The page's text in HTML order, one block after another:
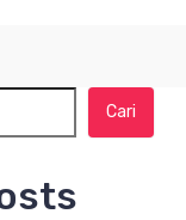
Cari